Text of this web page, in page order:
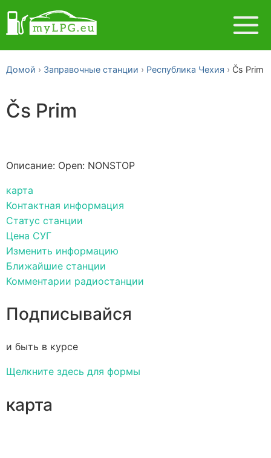
Домой Заправочные станции Республика Чехия Čs Prim
Čs Prim
Описание: Open: NONSTOP
карта
Контактная информация
Статус станции
Цена СУГ
Изменить информацию
Ближайшие станции
Комментарии радиостанции
Подписывайся
и быть в курсе
Щелкните здесь для формы
карта